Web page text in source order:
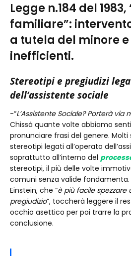
Legge n.184 del
familiare”:
a tutela del minore
inefficienti.
Stereotipi e pregiudizi
dell’assistente sociale
-“L’Assistente Sociale? Porterà via
Chissà quante volte abbiamo
pronunciare frasi del genere. Molti
stereotipi legati all’operato
soprattutto all’interno del
stereotipi, il più delle volte
comuni senza valide fondamenta.
Einstein, che “è più facile
pregiudizio”, toccherà leggere il
occhio asettico per poi trarre la
conclusione.